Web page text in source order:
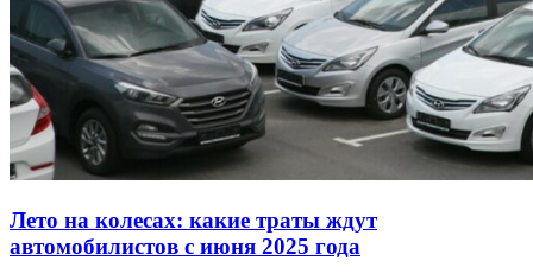
Лето на колесах: какие траты ждут
автомобилистов с июня 2025 года